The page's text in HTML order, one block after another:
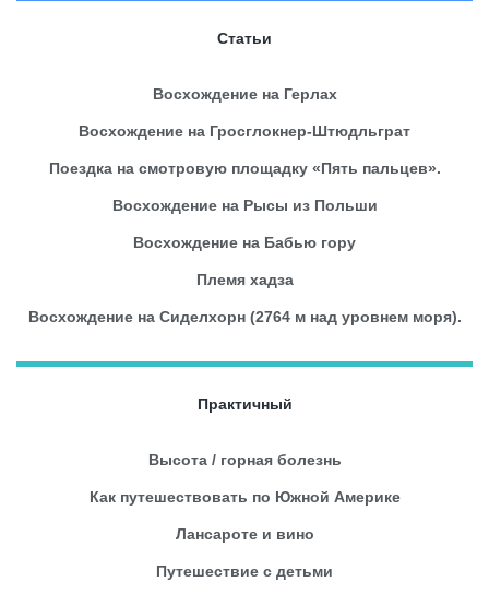
Статьи
Восхождение на Герлах
Восхождение на Гросглокнер-Штюдльграт
Поездка на смотровую площадку «Пять пальцев».
Восхождение на Рысы из Польши
Восхождение на Бабью гору
Племя хадза
Восхождение на Сиделхорн (2764 м над уровнем моря).
Практичный
Высота / горная болезнь
Как путешествовать по Южной Америке
Лансароте и вино
Путешествие с детьми